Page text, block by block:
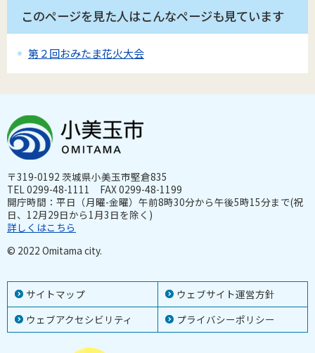
このページを見た人はこんなページも見ています
第２回おみたま花火大会
サイトマップ
ウェブサイト運営方針
ウェブアクセシビリティ
プライバシーポリシー
〒319-0192 茨城県小美玉市堅倉835
TEL 0299-48-1111 FAX 0299-48-1199
開庁時間：平日（月曜-金曜）午前8時30分から午後5時15分まで(祝
日、12月29日から1月3日を除く)
詳しくはこちら
© 2022 Omitama city.